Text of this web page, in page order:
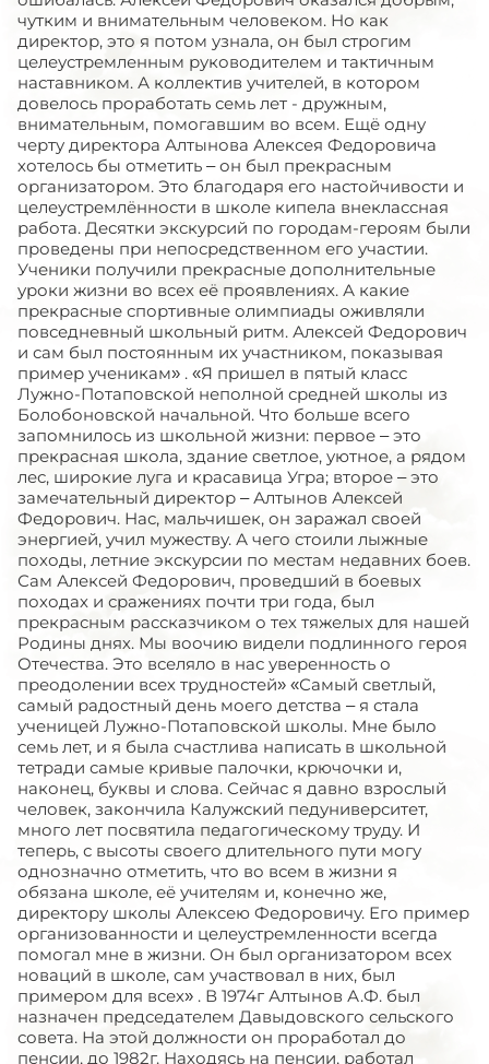
чутким и внимательным человеком. Но как
директор, это я потом узнала, он был строгим
целеустремленным руководителем и тактичным
наставником. А коллектив учителей, в котором
довелось проработать семь лет - дружным,
внимательным, помогавшим во всем. Ещё одну
черту директора Алтынова Алексея Федоровича
хотелось бы отметить – он был прекрасным
организатором. Это благодаря его настойчивости и
целеустремлённости в школе кипела внеклассная
работа. Десятки экскурсий по городам-героям были
проведены при непосредственном его участии.
Ученики получили прекрасные дополнительные
уроки жизни во всех её проявлениях. А какие
прекрасные спортивные олимпиады оживляли
повседневный школьный ритм. Алексей Федорович
и сам был постоянным их участником, показывая
пример ученикам» . «Я пришел в пятый класс
Лужно-Потаповской неполной средней школы из
Болобоновской начальной. Что больше всего
запомнилось из школьной жизни: первое – это
прекрасная школа, здание светлое, уютное, а рядом
лес, широкие луга и красавица Угра; второе – это
замечательный директор – Алтынов Алексей
Федорович. Нас, мальчишек, он заражал своей
энергией, учил мужеству. А чего стоили лыжные
походы, летние экскурсии по местам недавних боев.
Сам Алексей Федорович, проведший в боевых
походах и сражениях почти три года, был
прекрасным рассказчиком о тех тяжелых для нашей
Родины днях. Мы воочию видели подлинного героя
Отечества. Это вселяло в нас уверенность о
преодолении всех трудностей» «Самый светлый,
самый радостный день моего детства – я стала
ученицей Лужно-Потаповской школы. Мне было
семь лет, и я была счастлива написать в школьной
тетради самые кривые палочки, крючочки и,
наконец, буквы и слова. Сейчас я давно взрослый
человек, закончила Калужский педуниверситет,
много лет посвятила педагогическому труду. И
теперь, с высоты своего длительного пути могу
однозначно отметить, что во всем в жизни я
обязана школе, её учителям и, конечно же,
директору школы Алексею Федоровичу. Его пример
организованности и целеустремленности всегда
помогал мне в жизни. Он был организатором всех
новаций в школе, сам участвовал в них, был
примером для всех» . В 1974г Алтынов А.Ф. был
назначен председателем Давыдовского сельского
совета. На этой должности он проработал до
пенсии, до 1982г. Находясь на пенсии, работал